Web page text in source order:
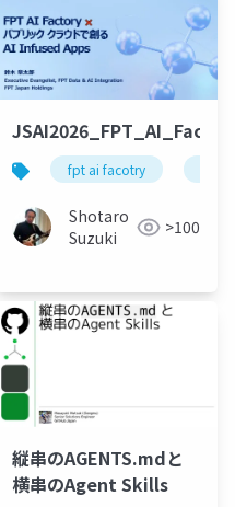
fpt ai facotry
Shotaro
Suzuki
>100
縦串のAGENTS.mdと
横串のAgent Skills